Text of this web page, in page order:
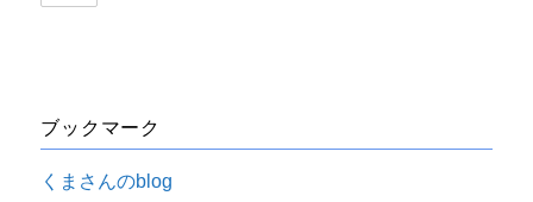
ブックマーク
くまさんのblog